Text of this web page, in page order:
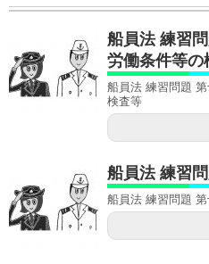
船員法 練習
労働条件等の
船員法 練習問題
検査等
船員法 練習
船員法 練習問題